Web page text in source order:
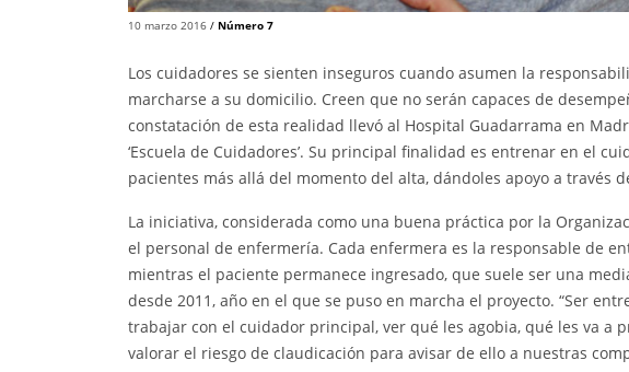
10 marzo 2016 / Número 7
Los cuidadores se sienten inseguros cuando asumen la
marcharse a su domicilio. Creen que no serán capaces de
constatación de esta realidad llevó al Hospital Guadarrama en
‘Escuela de Cuidadores’. Su principal finalidad es entrenar en el
pacientes más allá del momento del alta, dándoles apoyo a través
La iniciativa, considerada como una buena práctica por la
el personal de enfermería. Cada enfermera es la responsable de
mientras el paciente permanece ingresado, que suele ser una
desde 2011, año en el que se puso en marcha el proyecto. “Ser
trabajar con el cuidador principal, ver qué les agobia, qué les va a
valorar el riesgo de claudicación para avisar de ello a nuestras